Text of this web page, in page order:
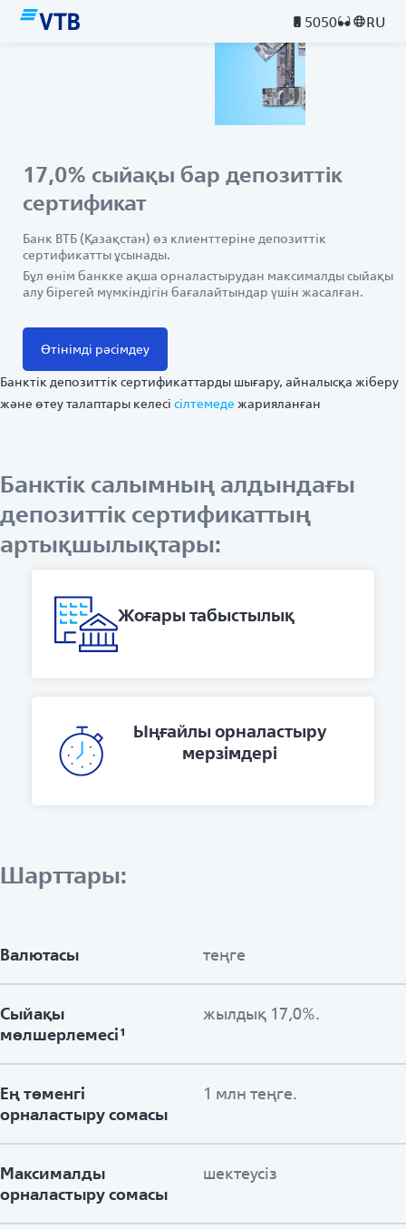
5050 RU
17,0% сыйақы бар депозиттік
сертификат
Банк ВТБ (Қазақстан) өз клиенттеріне депозиттік
сертификатты ұсынады.
Бұл өнім банкке ақша орналастырудан максималды сыйақы
алу бірегей мүмкіндігін бағалайтындар үшін жасалған.
Өтінімді рәсімдеу
Банктік депозиттік сертификаттарды шығару, айналысқа жіберу
және өтеу талаптары келесі сілтемеде жарияланған
Банктік салымның алдындағы
депозиттік сертификаттың
артықшылықтары:
Жоғары табыстылық
Ыңғайлы орналастыру
мерзімдері
Шарттары:
Валютасы
Сыйақы
мөлшерлемесі¹
Ең төменгі
орналастыру сомасы
Максималды
орналастыру сомасы
теңге
жылдық 17,0%.
1 млн теңге.
шектеусіз